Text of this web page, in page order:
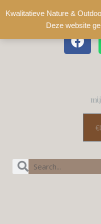
Kwalitatieve Nature &
Deze website
€